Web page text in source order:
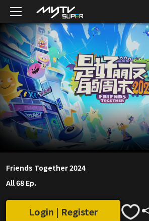
Friends Together 2024
All 68 Ep.
Login | Register